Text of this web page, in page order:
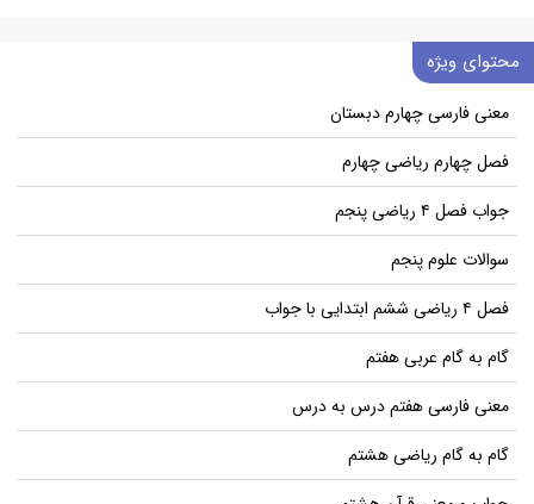
محتوای ویژه
معنی فارسی چهارم دبستان
فصل چهارم ریاضی چهارم
جواب فصل ۴ ریاضی پنجم
سوالات علوم پنجم
فصل ۴ ریاضی ششم ابتدایی با جواب
گام به گام عربی هفتم
معنی فارسی هفتم درس به درس
گام به گام ریاضی هشتم